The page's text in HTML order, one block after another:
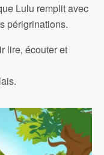
Lulu remplit avec
périgrinations.
lire, écouter et